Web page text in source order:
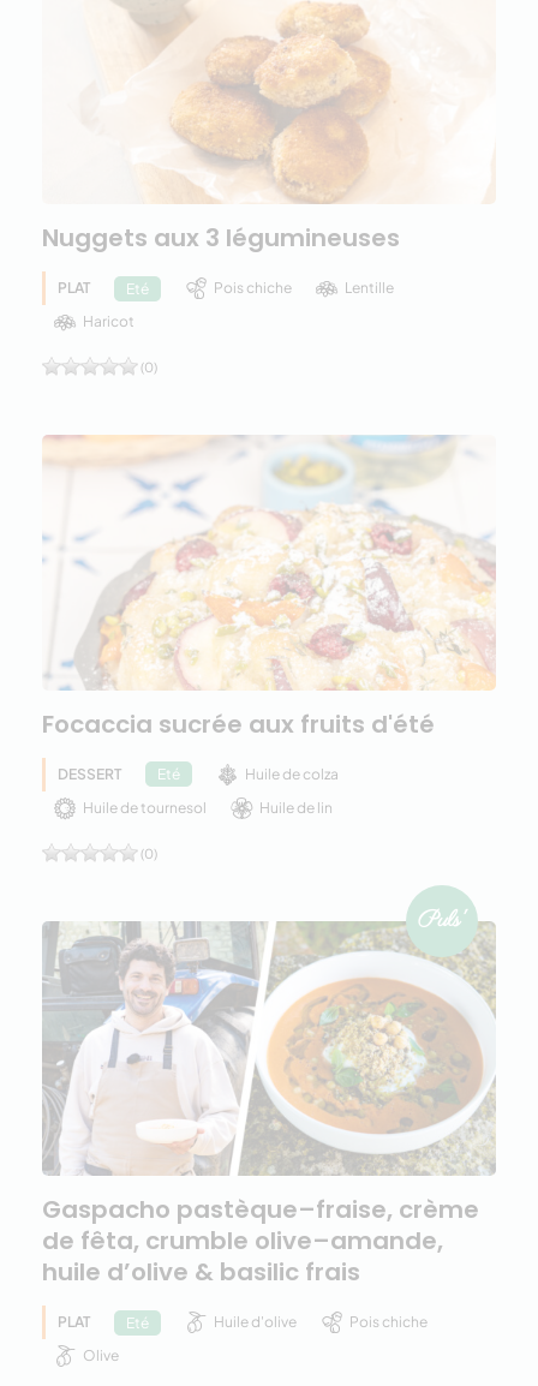
Nuggets aux 3 légumineuses
PLAT Eté Pois chiche
Lentille
Haricot
(0)
Focaccia sucrée aux fruits d'été
DESSERT Eté
Huile de colza
Huile de tournesol
Huile de lin
(0)
Gaspacho pastèque–fraise, crème
de fêta, crumble olive–amande,
huile d’olive & basilic frais
PLAT Eté Huile d'olive
Pois chiche
Olive